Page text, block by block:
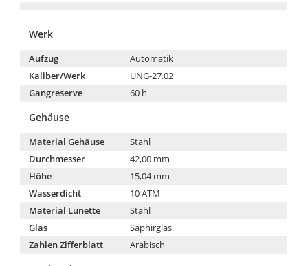
Werk
Aufzug
Automatik
Kaliber/Werk
UNG-27.02
Gangreserve
60 h
Gehäuse
Material Gehäuse
Stahl
Durchmesser
42,00 mm
Höhe
15,04 mm
Wasserdicht
10 ATM
Material Lünette
Stahl
Glas
Saphirglas
Zahlen Zifferblatt
Arabisch